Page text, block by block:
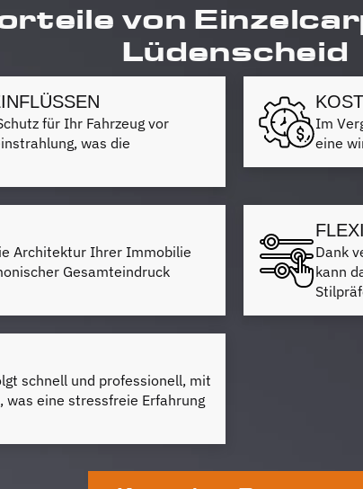
von
Lüdenscheid
für Ihr Fahrzeug vor
was die
Im
eine
Architektur Ihrer Immobilie
Gesamteindruck
Dank
kann
schnell und professionell, mit
eine stressfreie Erfahrung